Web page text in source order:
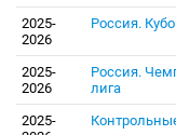
2025-
2026
Россия.
2025-
2026
Россия.
лига
2025-